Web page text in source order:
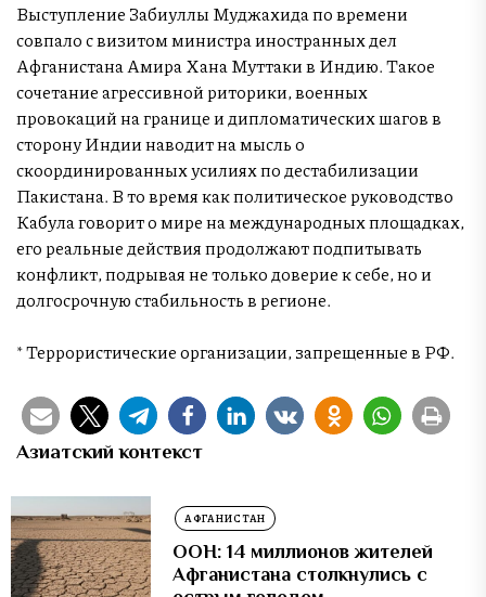
Выступление Забиуллы Муджахида по времени
совпало с визитом министра иностранных дел
Афганистана Амира Хана Муттаки в Индию. Такое
сочетание агрессивной риторики, военных
провокаций на границе и дипломатических шагов в
сторону Индии наводит на мысль о
скоординированных усилиях по дестабилизации
Пакистана. В то время как политическое руководство
Кабула говорит о мире на международных площадках,
его реальные действия продолжают подпитывать
конфликт, подрывая не только доверие к себе, но и
долгосрочную стабильность в регионе.
* Террористические организации, запрещенные в РФ.
Азиатский контекст
АФГАНИСТАН
ООН: 14 миллионов жителей
Афганистана столкнулись с